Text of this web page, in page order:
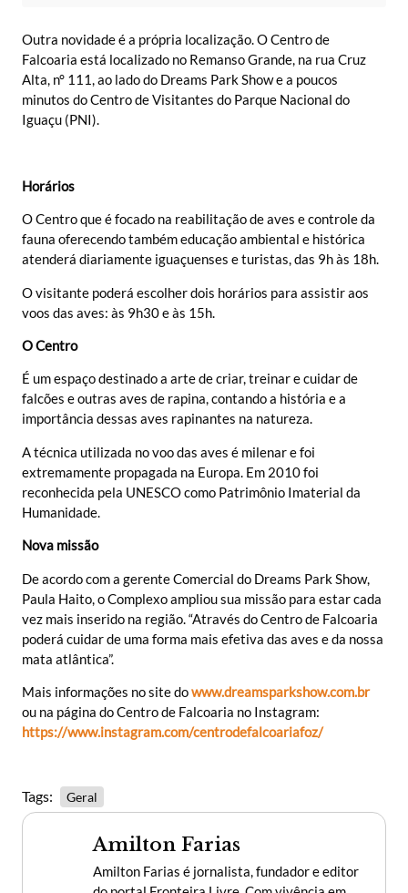
Outra novidade é a própria localização. O Centro de
Falcoaria está localizado no Remanso Grande, na rua Cruz
Alta, n° 111, ao lado do Dreams Park Show e a poucos
minutos do Centro de Visitantes do Parque Nacional do
Iguaçu (PNI).
Horários
O Centro que é focado na reabilitação de aves e controle da
fauna oferecendo também educação ambiental e histórica
atenderá diariamente iguaçuenses e turistas, das 9h às 18h.
O visitante poderá escolher dois horários para assistir aos
voos das aves: às 9h30 e às 15h.
O Centro
É um espaço destinado a arte de criar, treinar e cuidar de
falcões e outras aves de rapina, contando a história e a
importância dessas aves rapinantes na natureza.
A técnica utilizada no voo das aves é milenar e foi
extremamente propagada na Europa. Em 2010 foi
reconhecida pela UNESCO como Patrimônio Imaterial da
Humanidade.
Nova missão
De acordo com a gerente Comercial do Dreams Park Show,
Paula Haito, o Complexo ampliou sua missão para estar cada
vez mais inserido na região. “Através do Centro de Falcoaria
poderá cuidar de uma forma mais efetiva das aves e da nossa
mata atlântica”.
Mais informações no site dowww.dreamsparkshow.com.br
ou na página do Centro de Falcoaria no Instagram:
https://www.instagram.com/centrodefalcoariafoz/
Tags: Geral
Amilton Farias
Amilton Farias é jornalista, fundador e editor